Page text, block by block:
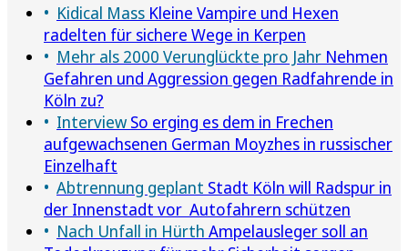
Kidical Mass Kleine Vampire und Hexen
radelten für sichere Wege in Kerpen
Mehr als 2000 Verunglückte pro Jahr Nehmen
Gefahren und Aggression gegen Radfahrende in
Köln zu?
Interview So erging es dem in Frechen
aufgewachsenen German Moyzhes in russischer
Einzelhaft
Abtrennung geplant Stadt Köln will Radspur in
der Innenstadt vor Autofahrern schützen
Nach Unfall in Hürth Ampelausleger soll an